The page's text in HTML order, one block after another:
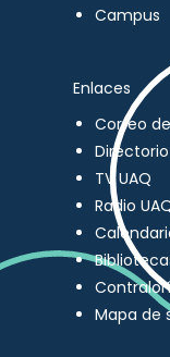
Campus
Enlaces
Correo
Directorio
TV UAQ
Radio
Mapa de